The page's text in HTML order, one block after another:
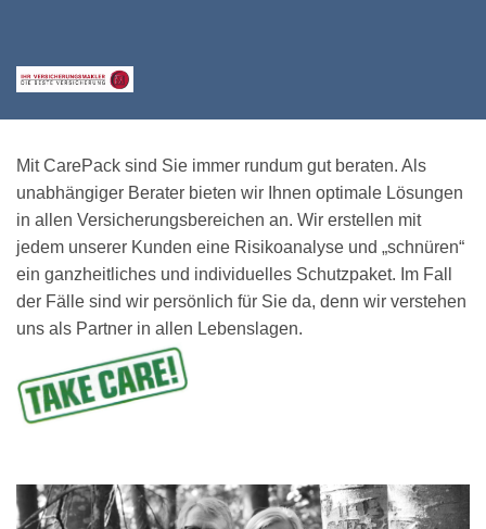
Mit CarePack sind Sie immer rundum gut beraten. Als
unabhängiger Berater bieten wir Ihnen optimale Lösungen
in allen Versicherungsbereichen an. Wir erstellen mit
jedem unserer Kunden eine Risikoanalyse und „schnüren“
ein ganzheitliches und individuelles Schutzpaket. Im Fall
der Fälle sind wir persönlich für Sie da, denn wir verstehen
uns als Partner in allen Lebenslagen.